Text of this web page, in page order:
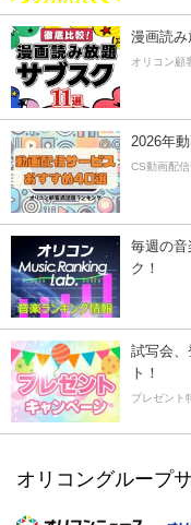
漫画読み
オリコン顧
2026年
CS動画配
毎週の音
ク！
試写会
ト！
プレゼント
オリコングループ